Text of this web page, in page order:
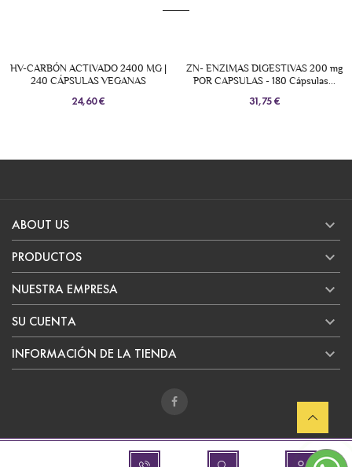
HV-CARBÓN ACTIVADO 2400 MG |
240 CÁPSULAS VEGANAS
24,60 €
ZN- ENZIMAS DIGESTIVAS 200 mg
POR CAPSULAS - 180 Cápsulas...
31,75 €
ABOUT US 
PRODUCTOS 
NUESTRA EMPRESA 
SU CUENTA 
INFORMACIÓN DE LA TIENDA 